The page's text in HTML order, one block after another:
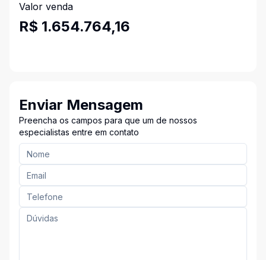
Valor venda
R$ 1.654.764,16
Enviar Mensagem
Preencha os campos para que um de nossos
especialistas entre em contato